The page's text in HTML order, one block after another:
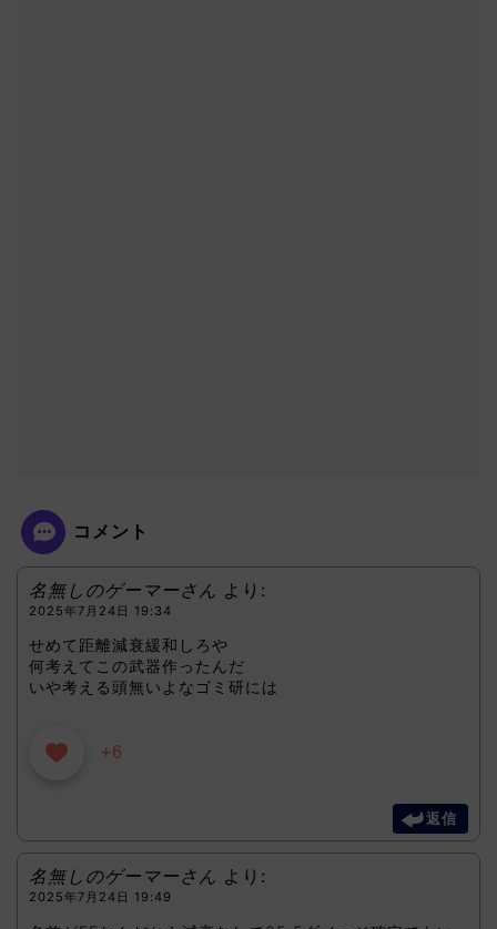
コメント
名無しのゲーマーさん より:
2025年7月24日 19:34
せめて距離減衰緩和しろや
何考えてこの武器作ったんだ
いや考える頭無いよなゴミ研には
+6
返信
名無しのゲーマーさん より:
2025年7月24日 19:49